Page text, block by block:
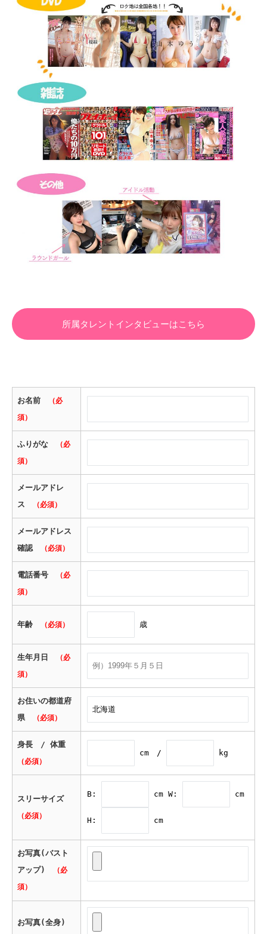
所属タレントインタビューはこちら
お名前
（必
須）
ふりがな
（必
須）
メールアドレ
ス
（必須）
メールアドレス
確認
（必須）
電話番号
（必
須）
年齢 （必須） 歳
生年月日
（必
須）
お住いの都道府
県
（必須）
身長 / 体重
（必須）
cm / kg
スリーサイズ
（必須）
B: cm W: cm
H: cm
お写真(バスト
アップ)
（必
須）
お写真(全身)